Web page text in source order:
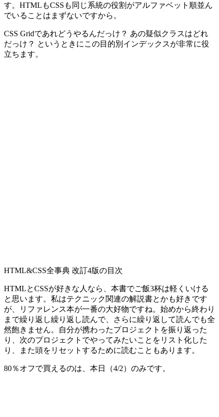
す。HTMLもCSSも同じ系統の役割がアルファベット順並ん
でいることはまずないですから。
CSS Gridであれどうやるんだっけ？ あの疑似クラスはどれ
だっけ？ というときにこの目的別インデックスが非常に役
立ちます。
HTML&CSS全事典 改訂4版の目次
HTMLとCSSが好きな人なら、本書でご飯3杯は軽くいける
と思います。私はテクニック関連の解説書とかも好きです
が、リファレンス本が一番の大好物ですね。始めから終わり
まで繰り返し繰り返し読んで、さらに繰り返して読んでも全
然飽きません。自分が携わったプロジェクトを振り返った
り、次のプロジェクトでやってみたいことをリスト化した
り、また頭をリセットするために読むこともあります。
80％オフで買えるのは、本日（4/2）のみです。